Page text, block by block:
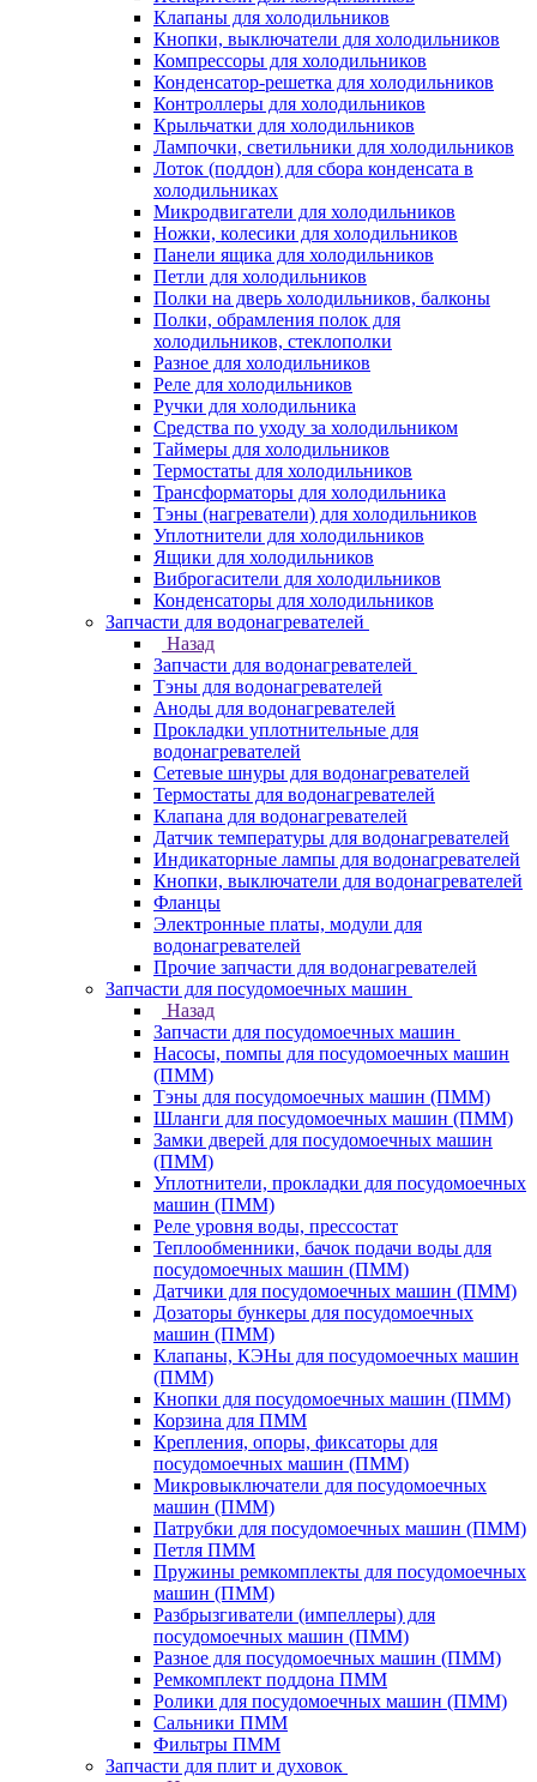
Клапаны для холодильников
Кнопки, выключатели для холодильников
Компрессоры для холодильников
Конденсатор-решетка для холодильников
Контроллеры для холодильников
Крыльчатки для холодильников
Лампочки, светильники для холодильников
Лоток (поддон) для сбора конденсата в
холодильниках
Микродвигатели для холодильников
Ножки, колесики для холодильников
Панели ящика для холодильников
Петли для холодильников
Полки на дверь холодильников, балконы
Полки, обрамления полок для
холодильников, стеклополки
Разное для холодильников
Реле для холодильников
Ручки для холодильника
Средства по уходу за холодильником
Таймеры для холодильников
Термостаты для холодильников
Трансформаторы для холодильника
Тэны (нагреватели) для холодильников
Уплотнители для холодильников
Ящики для холодильников
Виброгасители для холодильников
Конденсаторы для холодильников
Запчасти для водонагревателей
Назад
Запчасти для водонагревателей
Тэны для водонагревателей
Аноды для водонагревателей
Прокладки уплотнительные для
водонагревателей
Сетевые шнуры для водонагревателей
Термостаты для водонагревателей
Клапана для водонагревателей
Датчик температуры для водонагревателей
Индикаторные лампы для водонагревателей
Кнопки, выключатели для водонагревателей
Фланцы
Электронные платы, модули для
водонагревателей
Прочие запчасти для водонагревателей
Запчасти для посудомоечных машин
Назад
Запчасти для посудомоечных машин
Насосы, помпы для посудомоечных машин
(ПММ)
Тэны для посудомоечных машин (ПММ)
Шланги для посудомоечных машин (ПММ)
Замки дверей для посудомоечных машин
(ПММ)
Уплотнители, прокладки для посудомоечных
машин (ПММ)
Реле уровня воды, прессостат
Теплообменники, бачок подачи воды для
посудомоечных машин (ПММ)
Датчики для посудомоечных машин (ПММ)
Дозаторы бункеры для посудомоечных
машин (ПММ)
Клапаны, КЭНы для посудомоечных машин
(ПММ)
Кнопки для посудомоечных машин (ПММ)
Корзина для ПММ
Крепления, опоры, фиксаторы для
посудомоечных машин (ПММ)
Микровыключатели для посудомоечных
машин (ПММ)
Патрубки для посудомоечных машин (ПММ)
Петля ПММ
Пружины ремкомплекты для посудомоечных
машин (ПММ)
Разбрызгиватели (импеллеры) для
посудомоечных машин (ПММ)
Разное для посудомоечных машин (ПММ)
Ремкомплект поддона ПММ
Ролики для посудомоечных машин (ПММ)
Сальники ПММ
Фильтры ПММ
Запчасти для плит и духовок